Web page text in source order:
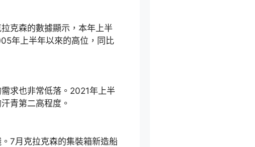
克森的數據顯示，本年上半
年上半年以來的高位，同比
求也非常低落。2021年上半
青第二高程度。
7月克拉克森的集裝箱新造船